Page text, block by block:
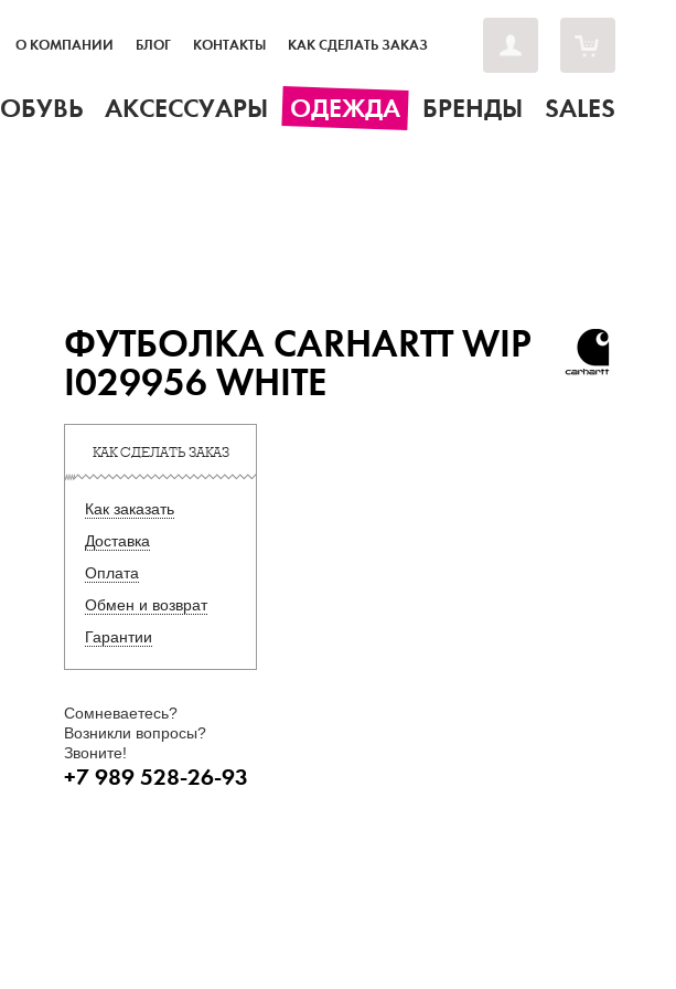
О КОМПАНИИ БЛОГ КОНТАКТЫ КАК СДЕЛАТЬ ЗАКАЗ
ОБУВЬ АКСЕССУАРЫ ОДЕЖДА БРЕНДЫ SALES
ФУТБОЛКА CARHARTT WIP
I029956 WHITE
КАК СДЕЛАТЬ ЗАКАЗ
Как заказать
Доставка
Оплата
Обмен и возврат
Гарантии
Сомневаетесь?
Возникли вопросы?
Звоните!
+7 989 528-26-93